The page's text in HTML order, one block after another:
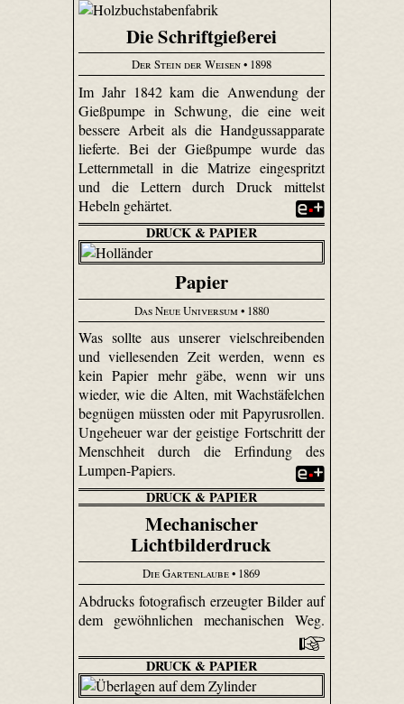
Die Schriftgießerei
Der Stein der Weisen• 1898
Im Jahr 1842 kam die Anwendung der
Gießpumpe in Schwung, die eine weit
bessere Arbeit als die Handgussapparate
lieferte. Bei der Gießpumpe wurde das
Letternmetall in die Matrize eingespritzt
und die Lettern durch Druck mittelst
Hebeln gehärtet.
DRUCK & PAPIER
Papier
Das Neue Universum • 1880
Was sollte aus unserer vielschreibenden
und viellesenden Zeit werden, wenn es
kein Papier mehr gäbe, wenn wir uns
wieder, wie die Alten, mit Wachstäfelchen
begnügen müssten oder mit Papyrusrollen.
Ungeheuer war der geistige Fortschritt der
Menschheit durch die Erfindung des
Lumpen-Papiers.
DRUCK & PAPIER
Mechanischer
Lichtbilderdruck
Die Gartenlaube• 1869
Abdrucks fotografisch erzeugter Bilder auf
dem gewöhnlichen mechanischen Weg.
DRUCK & PAPIER